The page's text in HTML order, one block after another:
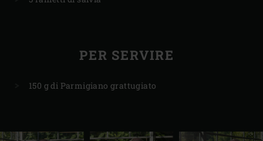
PER SERVIRE
150 g di Parmigiano grattugiato